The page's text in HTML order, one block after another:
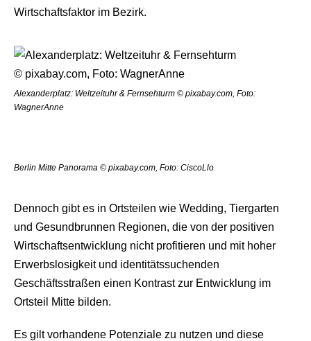
Wirtschaftsfaktor im Bezirk.
Alexanderplatz: Weltzeituhr & Fernsehturm © pixabay.com, Foto:
WagnerAnne
Berlin Mitte Panorama © pixabay.com, Foto: CiscoLlo
Dennoch gibt es in Ortsteilen wie Wedding, Tiergarten
und Gesundbrunnen Regionen, die von der positiven
Wirtschaftsentwicklung nicht profitieren und mit hoher
Erwerbslosigkeit und identitätssuchenden
Geschäftsstraßen einen Kontrast zur Entwicklung im
Ortsteil Mitte bilden.
Es gilt vorhandene Potenziale zu nutzen und diese